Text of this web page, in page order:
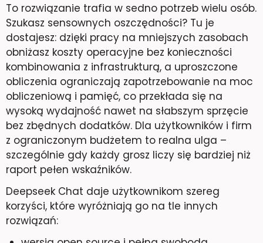
To rozwiązanie trafia w sedno potrzeb wielu osób.
Szukasz sensownych oszczędności? Tu je
dostajesz: dzięki pracy na mniejszych zasobach
obniżasz koszty operacyjne bez konieczności
kombinowania z infrastrukturą, a uproszczone
obliczenia ograniczają zapotrzebowanie na moc
obliczeniową i pamięć, co przekłada się na
wysoką wydajność nawet na słabszym sprzęcie
bez zbędnych dodatków. Dla użytkowników i firm
z ograniczonym budżetem to realna ulga –
szczególnie gdy każdy grosz liczy się bardziej niż
raport pełen wskaźników.
Deepseek Chat daje użytkownikom szereg
korzyści, które wyróżniają go na tle innych
rozwiązań: